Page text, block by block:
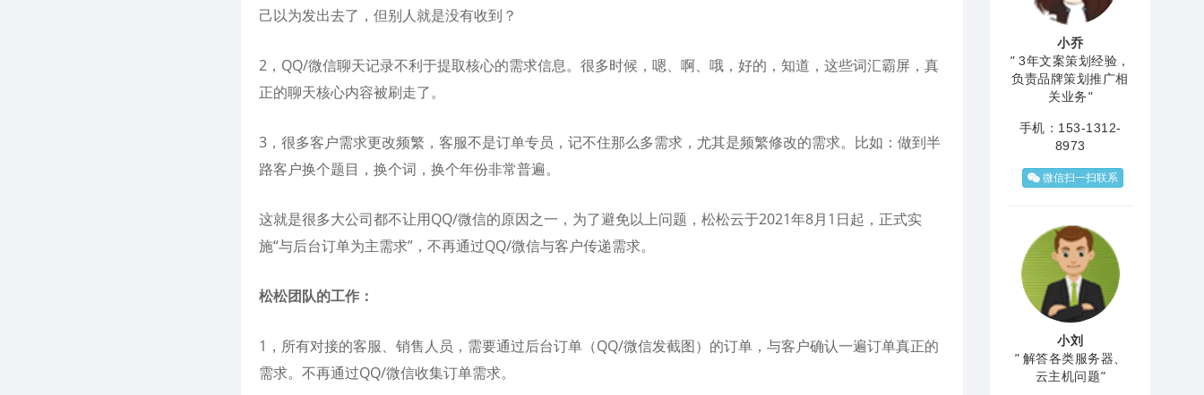
己以为发出去了，但别人就是没有收到？
2，QQ/微信聊天记录不利于提取核心的需求信息。很多时候，嗯、啊、哦，好的，知道，这些词汇霸屏，真
正的聊天核心内容被刷走了。
3，很多客户需求更改频繁，客服不是订单专员，记不住那么多需求，尤其是频繁修改的需求。比如：做到半
路客户换个题目，换个词，换个年份非常普遍。
这就是很多大公司都不让用QQ/微信的原因之一，为了避免以上问题，松松云于2021年8月1日起，正式实
施“与后台订单为主需求”，不再通过QQ/微信与客户传递需求。
松松团队的工作：
1，所有对接的客服、销售人员，需要通过后台订单（QQ/微信发截图）的订单，与客户确认一遍订单真正的
需求。不再通过QQ/微信收集订单需求。
小乔
"3年文案策划经验，
负责品牌策划推广相
关业务"
手机：153-1312-
8973
微信扫一扫联系
小刘
"解答各类服务器、
云主机问题"